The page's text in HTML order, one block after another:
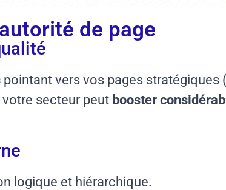
de page
pointant vers vos pages
secteur peut booster
logique et hiérarchique.